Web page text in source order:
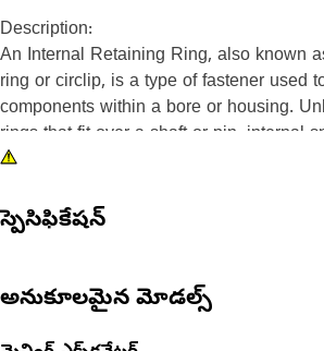
Description:
An Internal Retaining Ring, also known
ring or circlip, is a type of fastener used
components within a bore or housing.
rings that fit over a shaft or pin, internal
installed inside a bore or groove to hold
movement or displacement of
housing. It acts as a retaining device,
• Manufactured to a precise specification
స్పెసిఫికేషన్
అనుకూలమైన మోడల్స్